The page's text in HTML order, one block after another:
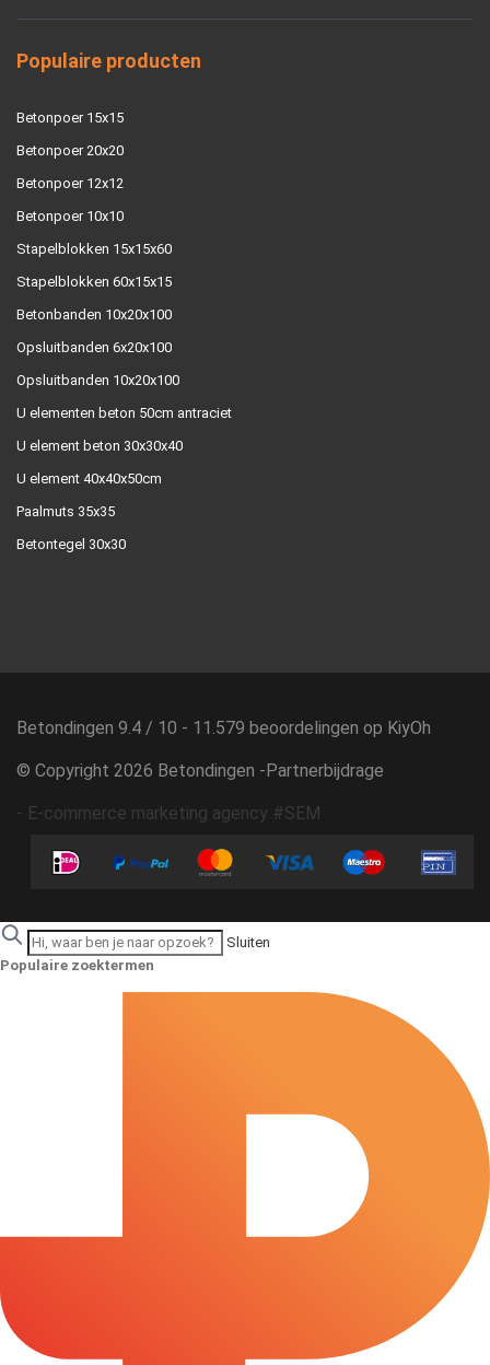
Populaire producten
Betonpoer 15x15
Betonpoer 20x20
Betonpoer 12x12
Betonpoer 10x10
Stapelblokken 15x15x60
Stapelblokken 60x15x15
Betonbanden 10x20x100
Opsluitbanden 6x20x100
Opsluitbanden 10x20x100
U elementen beton 50cm antraciet
U element beton 30x30x40
U element 40x40x50cm
Paalmuts 35x35
Betontegel 30x30
Betondingen 9.4 / 10 - 11.579 beoordelingen op KiyOh
© Copyright 2026 Betondingen - Partnerbijdrage
- E-commerce marketing agency #SEM
Sluiten
Populaire zoektermen